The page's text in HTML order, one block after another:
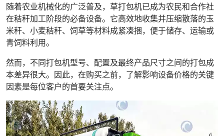
随着农业机械化的广泛普及，草打包机已成为农民和合作社
在秸秆加工阶段的必备设备。它高效地收集并压缩散落的玉
米秆、小麦秸秆、饲草等材料成紧凑捆，便于储存、运输或
青饲料利用。
然而，不同打包机型号、配置及最终产品尺寸之间的打包成
本差异很大。因此，在购买之前，了解影响设备价格的关键
因素是每位客户的首要关注点。